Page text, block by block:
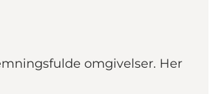
omgivelser. Her